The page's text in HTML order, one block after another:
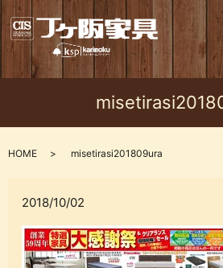
HOME misetirasi201809ura
2018/10/02